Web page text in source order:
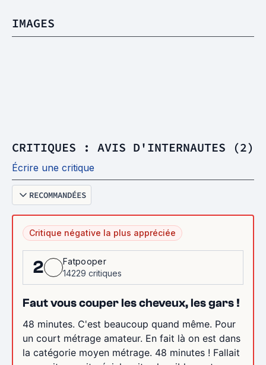
IMAGES
CRITIQUES : AVIS D'INTERNAUTES (2)
Écrire une critique
RECOMMANDÉES
Critique négative la plus appréciée
2
Fatpooper
14229 critiques
Faut vous couper les cheveux, les gars !
48 minutes. C'est beaucoup quand même. Pour
un court métrage amateur. En fait là on est dans
la catégorie moyen métrage. 48 minutes ! Fallait